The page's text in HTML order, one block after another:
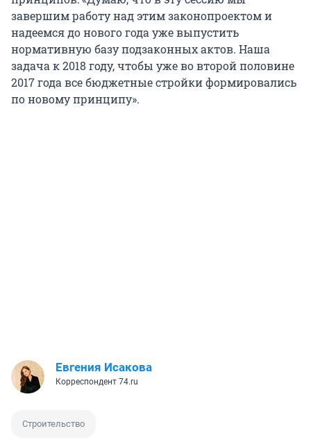
завершим работу над этим законопроектом и
надеемся до нового года уже выпустить
нормативную базу подзаконных актов. Наша
задача к 2018 году, чтобы уже во второй половине
2017 года все бюджетные стройки формировались
по новому принципу».
Евгения Исакова
Корреспондент 74.ru
Строительство